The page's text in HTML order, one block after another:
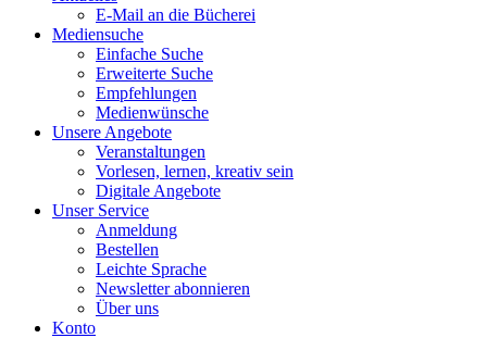
E-Mail an die Bücherei
Mediensuche
Einfache Suche
Erweiterte Suche
Empfehlungen
Medienwünsche
Unsere Angebote
Veranstaltungen
Vorlesen, lernen, kreativ sein
Digitale Angebote
Unser Service
Anmeldung
Bestellen
Leichte Sprache
Newsletter abonnieren
Über uns
Konto